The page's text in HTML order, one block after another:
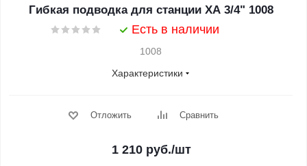
Гибкая подводка для станции XA 3/4" 1008
Есть в наличии
1008
Характеристики
Отложить Сравнить
1 210руб./шт